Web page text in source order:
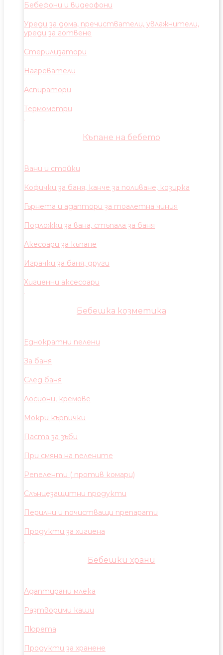
Бебефони и видеофони
Уреди за дома, пречистватели, увлажнители,
уреди за готвене
Стерилизатори
Нагреватели
Аспиратори
Термометри
Къпане на бебето
Вани и стойки
Кофички за баня, канче за поливане, козирка
Гърнета и адаптори за тоалетна чиния
Подложки за вана, стъпала за баня
Акесоари за къпане
Играчки за баня, други
Хигиенни аксесоари
Бебешка козметика
Еднократни пелени
За баня
След баня
Лосиони, кремове
Мокри кърпички
Паста за зъби
При смяна на пелените
Репеленти ( против комари)
Слънцезащитни продукти
Перилни и почистващи препарати
Продукти за хигиена
Бебешки храни
Адаптирани млека
Разтворими каши
Пюрета
Продукти за хранене